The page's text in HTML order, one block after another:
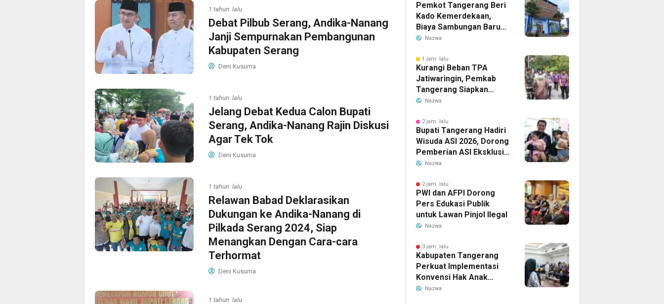
1 tahun lalu
Debat Pilbub Serang, Andika-Nanang
Janji Sempurnakan Pembangunan
Kabupaten Serang
Deni Kusuma
1 tahun lalu
Jelang Debat Kedua Calon Bupati
Serang, Andika-Nanang Rajin Diskusi
Agar Tek Tok
Deni Kusuma
1 tahun lalu
Relawan Babad Deklarasikan
Dukungan ke Andika-Nanang di
Pilkada Serang 2024, Siap
Menangkan Dengan Cara-cara
Terhormat
Deni Kusuma
1 tahun lalu
Pemkot Tangerang Beri
Kado Kemerdekaan,
Biaya Sambungan Baru
Air Bersih Dipangkas
Nazwa
1 jam lalu
Kurangi Beban TPA
Jatiwaringin, Pemkab
Tangerang Siapkan
TPS3R Baru di Tigaraksa
Nazwa
2 jam lalu
Bupati Tangerang Hadiri
Wisuda ASI 2026, Dorong
Pemberian ASI Eksklusif
untuk Wujudkan
Nazwa
2 jam lalu
PWI dan AFPI Dorong
Pers Edukasi Publik
untuk Lawan Pinjol Ilegal
Nazwa
3 jam lalu
Kabupaten Tangerang
Perkuat Implementasi
Konvensi Hak Anak
Lewat Pelatihan
Nazwa